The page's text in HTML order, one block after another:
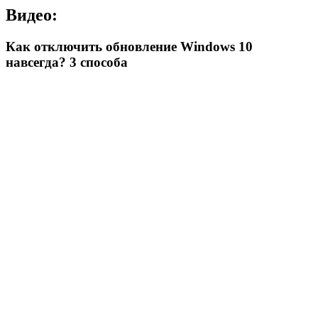
Видео:
Как отключить обновление Windows 10
навсегда? 3 способа